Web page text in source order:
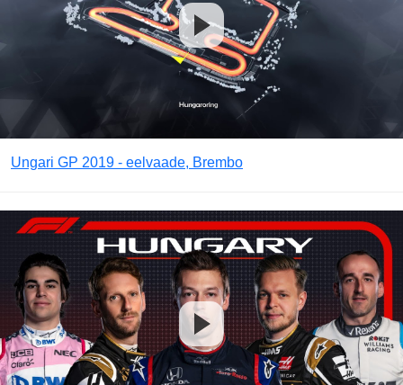
Ungari GP 2019 - eelvaade, Brembo